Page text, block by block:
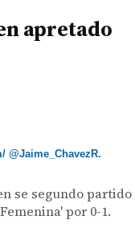
apretado
@Jaime_ChavezR.
se segundo partido
por 0-1.